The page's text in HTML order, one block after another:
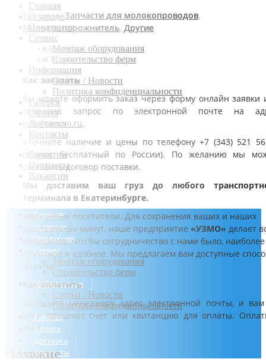
Главная
О заводе
Продукция
Сервис
Монтаж оборудования
Строительство ферм
Информация
Статьи / Новости
Политика конфиденциальности
Галерея
Оплата
Доставка
Контакты
Гарантии
Партнеры
Вакансии
Главная
О заводе
Продукция
Сервис
Монтаж оборудования
Строительство ферм
Информация
Статьи / Новости
Политика конфиденциальности
Галерея
Оплата
Доставка
Контакты
Категории:Запчасти для молокопроводов
Молокоопорожнитель Другие
Доставка
Оплата
Как заказать
Вы можете оформить заказ через форму онлайн заявки
отправив запрос по электронной почте на
info@urzmo.ru.
Уточните наличие и цены по телефону +7 (343) 521
(звонок бесплатный по России). По желанию мы
составить договор поставки.
Мы доставим ваш груз до любого
терминала в Екатеринбурге.
Уважаемые посетители. Для сохранения ваших и наших
драгоценных минут, наше предприятие «УЗМО» делает
возможное, что бы сотрудничество с нами было, наиболее
приятное и удобное. Мы предлагаем вам доступные
оплаты.
Как оплатить
Сообщите менеджеру адрес электронной почты, и
него пришлют счет или квитанцию для оплаты.
счет.
Похожие